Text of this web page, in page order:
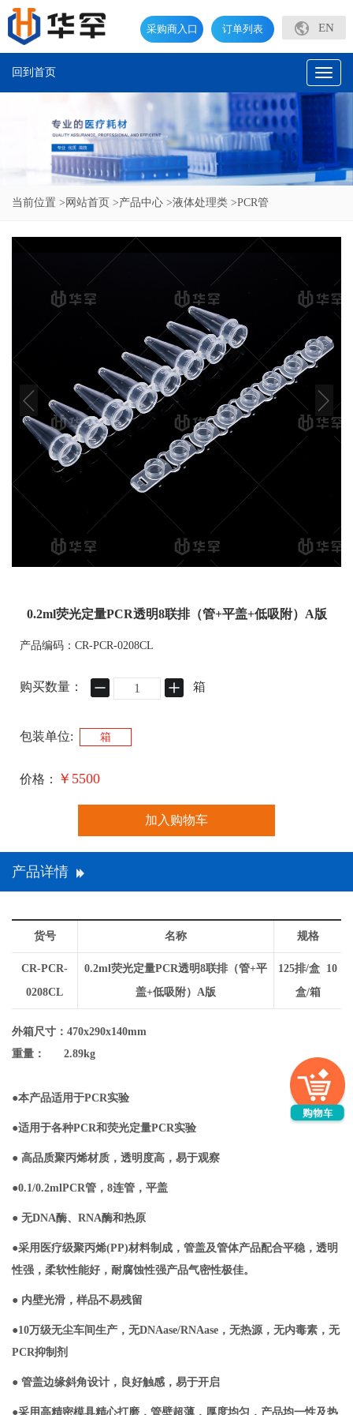
EN
订单列表
采购商入口
Toggle
回到首页
当前位置 >网站首页 >产品中心 >液体处理类 >PCR管
0.2ml荧光定量PCR透明8联排（管+平盖+低吸附）A版
产品编码：CR-PCR-0208CL
购买数量： 箱
包装单位: 箱
价格： ￥5500
加入购物车
产品详情
货号 名称 规格
CR-PCR-
0208CL
0.2ml荧光定量PCR透明8联排（管+平
盖+低吸附）A版
125排/盒 10
盒/箱
外箱尺寸：470x290x140mm
重量： 2.89kg
●本产品适用于PCR实验
●适用于各种PCR和荧光定量PCR实验
● 高品质聚丙烯材质，透明度高，易于观察
●0.1/0.2mlPCR管，8连管，平盖
● 无DNA酶、RNA酶和热原
●采用医疗级聚丙烯(PP)材料制成，管盖及管体产品配合平稳，透明
性强，柔软性能好，耐腐蚀性强产品气密性极佳。
● 内壁光滑，样品不易残留
●10万级无尘车间生产，无DNAase/RNAase，无热源，无内毒素，无
PCR抑制剂
● 管盖边缘斜角设计，良好触感，易于开启
●采用高精密模具精心打磨，管壁超薄，厚度均匀，产品均一性及热